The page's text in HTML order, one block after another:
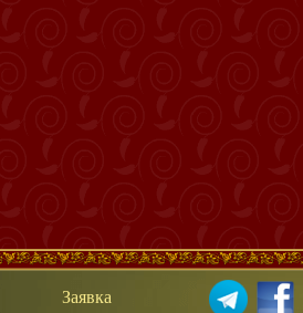
Заявка